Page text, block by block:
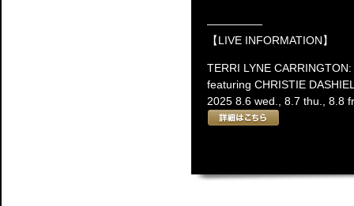
―――――
【LIVE INFORMATION】
TERRI LYNE
featuring CHRISTIE
2025 8.6 wed., 8.7 thu., 8.8